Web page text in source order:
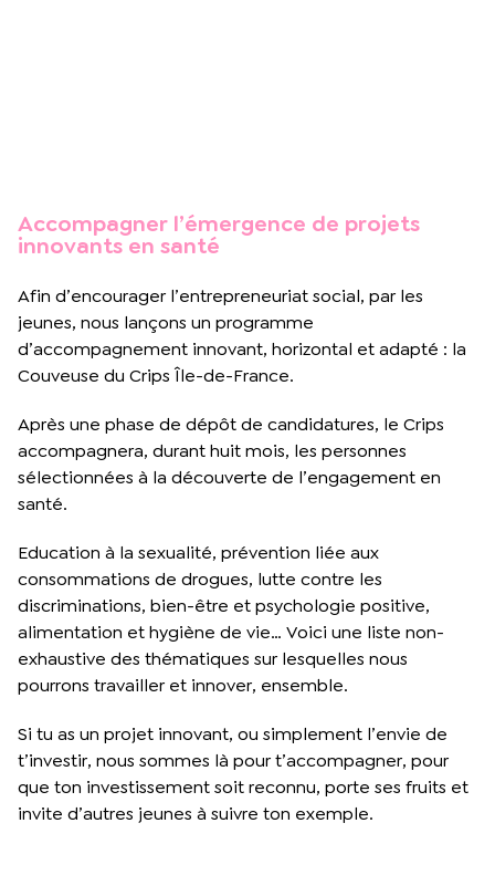
Accompagner l’émergence de projets
innovants en santé
Afin d’encourager l’entrepreneuriat social, par les
jeunes, nous lançons un programme
d’accompagnement innovant, horizontal et adapté : la
Couveuse du Crips Île-de-France.
Après une phase de dépôt de candidatures, le Crips
accompagnera, durant huit mois, les personnes
sélectionnées à la découverte de l’engagement en
santé.
Education à la sexualité, prévention liée aux
consommations de drogues, lutte contre les
discriminations, bien-être et psychologie positive,
alimentation et hygiène de vie… Voici une liste non-
exhaustive des thématiques sur lesquelles nous
pourrons travailler et innover, ensemble.
Si tu as un projet innovant, ou simplement l’envie de
t’investir, nous sommes là pour t’accompagner, pour
que ton investissement soit reconnu, porte ses fruits et
invite d’autres jeunes à suivre ton exemple.